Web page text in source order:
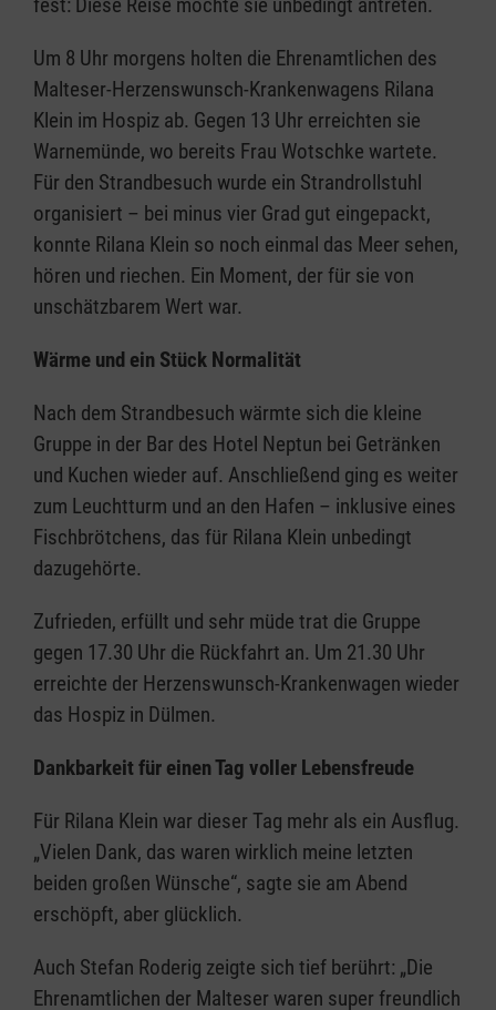
Um 8 Uhr morgens holten die Ehrenamtlichen des
Malteser-Herzenswunsch-Krankenwagens Rilana
Klein im Hospiz ab. Gegen 13 Uhr erreichten sie
Warnemünde, wo bereits Frau Wotschke wartete.
Für den Strandbesuch wurde ein Strandrollstuhl
organisiert – bei minus vier Grad gut eingepackt,
konnte Rilana Klein so noch einmal das Meer sehen,
hören und riechen. Ein Moment, der für sie von
unschätzbarem Wert war.
Wärme und ein Stück Normalität
Nach dem Strandbesuch wärmte sich die kleine
Gruppe in der Bar des Hotel Neptun bei Getränken
und Kuchen wieder auf. Anschließend ging es weiter
zum Leuchtturm und an den Hafen – inklusive eines
Fischbrötchens, das für Rilana Klein unbedingt
dazugehörte.
Zufrieden, erfüllt und sehr müde trat die Gruppe
gegen 17.30 Uhr die Rückfahrt an. Um 21.30 Uhr
erreichte der Herzenswunsch-Krankenwagen wieder
das Hospiz in Dülmen.
Dankbarkeit für einen Tag voller Lebensfreude
Für Rilana Klein war dieser Tag mehr als ein Ausflug.
„Vielen Dank, das waren wirklich meine letzten
beiden großen Wünsche“, sagte sie am Abend
erschöpft, aber glücklich.
Auch Stefan Roderig zeigte sich tief berührt: „Die
Ehrenamtlichen der Malteser waren super freundlich